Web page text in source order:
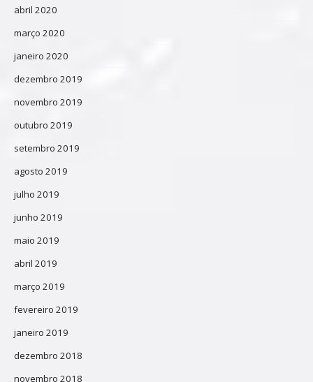
abril 2020
março 2020
janeiro 2020
dezembro 2019
novembro 2019
outubro 2019
setembro 2019
agosto 2019
julho 2019
junho 2019
maio 2019
abril 2019
março 2019
fevereiro 2019
janeiro 2019
dezembro 2018
novembro 2018